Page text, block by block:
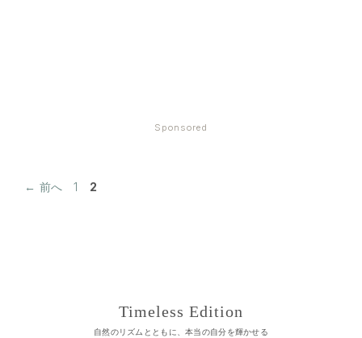
Sponsored
← 前へ
ペ
1
ペ
2
Timeless Edition
自然のリズムとともに、本当の自分を輝かせる